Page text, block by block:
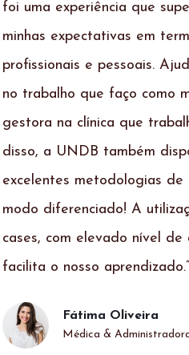
Arquitetura e Urbanismo, e
muito do modelo da
no mundo corporativo, com
metodologias ativas de
papers. Fazer a pós me
tomar decisões muito
dia a dia da minha carreira
evolução pessoal.”
Arquiteta E Empresária.